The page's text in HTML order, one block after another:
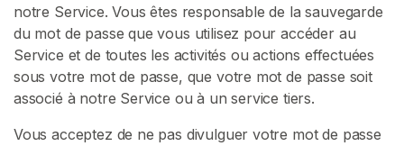
notre Service. Vous êtes responsable de la sauvegarde
du mot de passe que vous utilisez pour accéder au
Service et de toutes les activités ou actions effectuées
sous votre mot de passe, que votre mot de passe soit
associé à notre Service ou à un service tiers.
Vous acceptez de ne pas divulguer votre mot de passe